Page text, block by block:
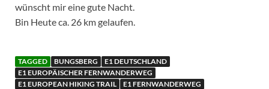
wünscht mir eine gute Nacht.
Bin Heute ca. 26 km gelaufen.
TAGGED BUNGSBERG
E1 DEUTSCHLAND
E1 EUROPÄISCHER FERNWANDERWEG
E1 EUROPEAN HIKING TRAIL
E1 FERNWANDERWEG